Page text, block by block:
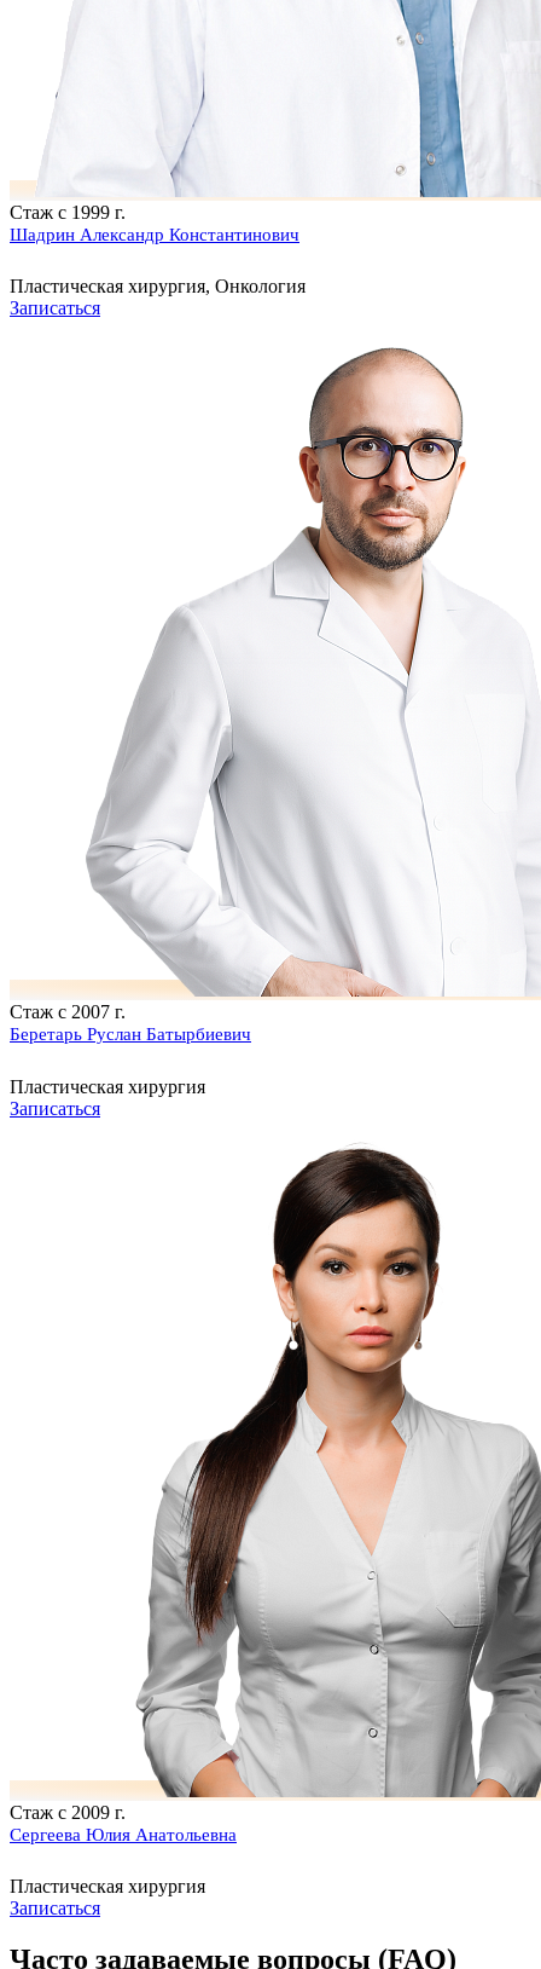
Стаж с 1999 г.
Шадрин Александр Константинович
Пластическая хирургия, Онкология
Записаться
Стаж с 2007 г.
Беретарь Руслан Батырбиевич
Пластическая хирургия
Записаться
Стаж с 2009 г.
Сергеева Юлия Анатольевна
Пластическая хирургия
Записаться
Часто задаваемые вопросы (FAQ)